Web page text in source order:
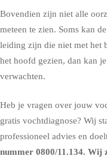
Bovendien zijn niet alle
meteen te zien. Soms kan
leiding zijn die niet met het
het hoofd gezien, dan kan
verwachten.
Heb je vragen over jouw
gratis vochtdiagnose? Wij
professioneel advies en
nummer 0800/11.134. Wij